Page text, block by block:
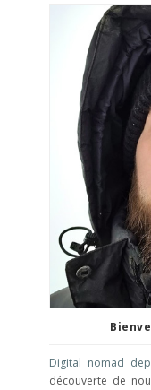
Digital nomad
découverte de